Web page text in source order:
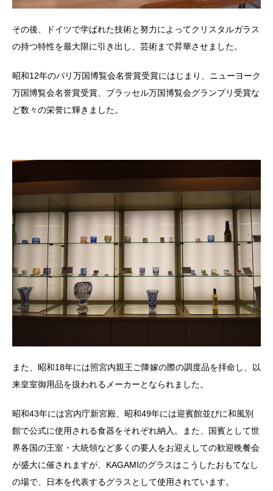
その後、ドイツで学ばれた技術と努力によってクリスタルガラス
の持つ特性を最大限に引き出し、芸術まで昇華させました。
昭和12年のパリ万国博覧会名誉賞受賞にはじまり、ニューヨーク
万国博覧会名誉賞受賞、ブラッセル万国博覧会グランプリ受賞な
ど数々の栄誉に輝きました。
また、昭和18年には照宮内親王ご降嫁の際の調度品を拝命し、以
来皇室御用品を扱われるメーカーとなられました。
昭和43年には宮内庁新宮殿、昭和49年には迎賓館並びに和風別
館で公式に使用される食器をそれぞれ納入。また、国賓として世
界各国の王室・大統領など多くの要人をお迎えしての歓迎晩餐会
が盛大に催されますが、KAGAMIのグラスはこうしたおもてなし
の場で、日本を代表するグラスとして使用されています。